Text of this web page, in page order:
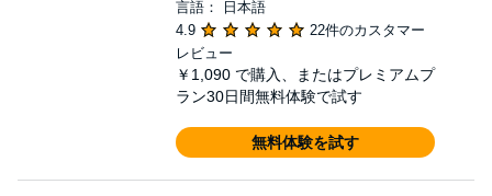
言語： 日本語
4.9
22件のカスタマー
レビュー
￥1,090 で購入、またはプレミアムプ
ラン30日間無料体験で試す
無料体験を試す